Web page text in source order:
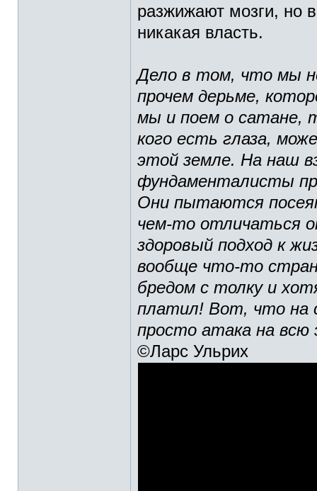
разжижают мозги, но
никакая власть.
Дело в том, что мы
прочем дерьме,
мы и поем о сатане,
кого есть глаза,
этой земле. На наш
фундаменталисты
Они пытаются
чем-то отличаться
здоровый подход к
вообще что-то
бредом с толку и
платил! Вот, что на
просто атака на
©Ларс Ульрих